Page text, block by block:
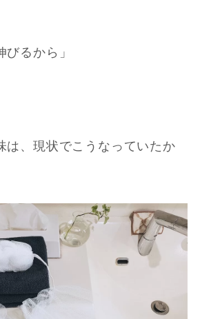
びるから」
は、現状でこうなっていたか